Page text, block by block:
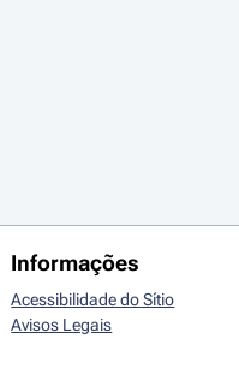
Informações
Acessibilidade do Sítio
Avisos Legais